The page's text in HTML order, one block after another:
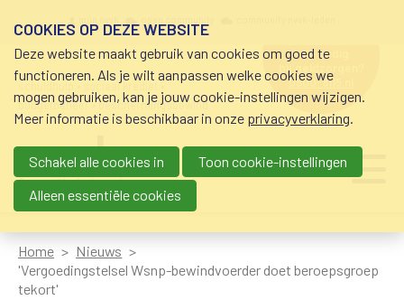
schuldhulp • sociaal krediet •
budgetbeheer • beschermingsbewind
hulp nodig
bij geldzorgen?
0800-8115.nl
Main navigation
Home
Nieuws
'Vergoedingstelsel Wsnp-bewindvoerder doet beroepsgroep
tekort'
COOKIES OP DEZE WEBSITE
Deze website maakt gebruik van cookies om goed te
functioneren. Als je wilt aanpassen welke cookies we
mogen gebruiken, kan je jouw cookie-instellingen wijzigen.
Meer informatie is beschikbaar in onze privacyverklaring.
Schakel alle cookies in
Toon cookie-instellingen
Alleen essentiële cookies